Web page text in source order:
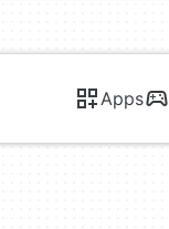
Apps